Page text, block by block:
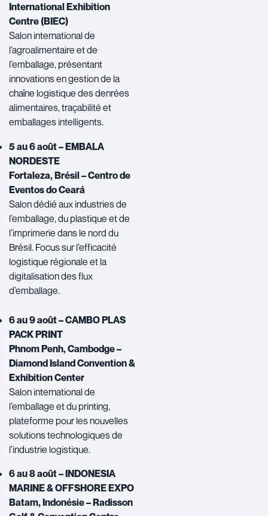
International Exhibition
Centre (BIEC)
Salon international de
l’agroalimentaire et de
l’emballage, présentant
innovations en gestion de la
chaîne logistique des denrées
alimentaires, traçabilité et
emballages intelligents.
5 au 6 août – EMBALA
NORDESTE
Fortaleza, Brésil – Centro de
Eventos do Ceará
Salon dédié aux industries de
l’emballage, du plastique et de
l’imprimerie dans le nord du
Brésil. Focus sur l’efficacité
logistique régionale et la
digitalisation des flux
d’emballage.
6 au 9 août – CAMBO PLAS
PACK PRINT
Phnom Penh, Cambodge –
Diamond Island Convention &
Exhibition Center
Salon international de
l’emballage et du printing,
plateforme pour les nouvelles
solutions technologiques de
l’industrie logistique.
6 au 8 août – INDONESIA
MARINE & OFFSHORE EXPO
Batam, Indonésie – Radisson